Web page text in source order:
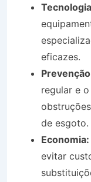
eficazes.
regular e
de esgoto.
Economia:
evitar